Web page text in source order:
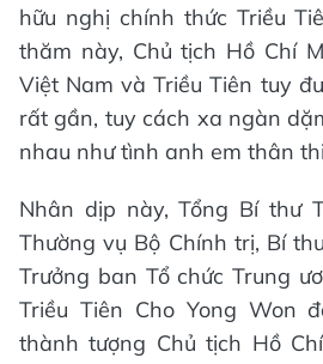
hữu nghị chính thức Triều
thăm này, Chủ tịch Hồ Chí
Việt Nam và Triều Tiên tuy
rất gần, tuy cách xa ngàn
nhau như tình anh em thân
Nhân dịp này, Tổng Bí thư
Thường vụ Bộ Chính trị, Bí
Trưởng ban Tổ chức Trung
Triều Tiên Cho Yong Won
thành tượng Chủ tịch Hồ